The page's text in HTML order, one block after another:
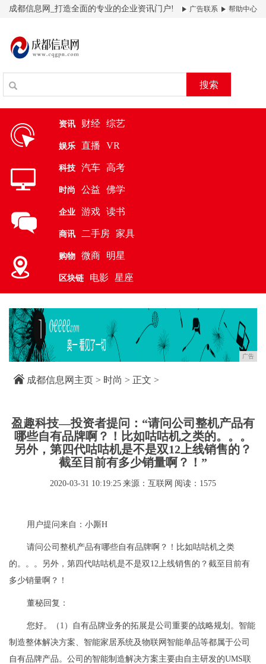
成都信息网_打造全面的专业的企业资讯门户! 广告联系 帮助中心
搜索
资讯 财经 综艺
娱乐 直播 VR
科技 汽车 高考
时尚 公益 佛学
企业 游戏 读书
商讯 二手房 家具
购物 微商 明星
区块链 电影 星座
广告
成都信息网主页 > 时尚 > 正文 >
盈趣科技—投资者提问：“请问公司整机产品有
哪些自有品牌啊？！比如咕咕机之类的。。。
另外，第四代咕咕机是不是双12上线销售的？
截至目前有多少销量啊？！”
2020-03-31 10:19:25 来源：互联网 阅读：1575
用户提问来自：小厮H
请问公司整机产品有哪些自有品牌啊？！比如咕咕机之类
的。。。另外，第四代咕咕机是不是双12上线销售的？截至目前有
多少销量啊？！
董秘回复：
您好。（1）自有品牌业务的拓展是公司重要的战略规划。智能
制造整体解决方案、智能家居系统及物联网智能单品等都属于公司
自有品牌产品。公司的智能制造解决方案主要由自主研发的UMS联